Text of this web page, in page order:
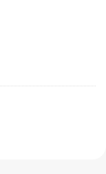
ποσότητα